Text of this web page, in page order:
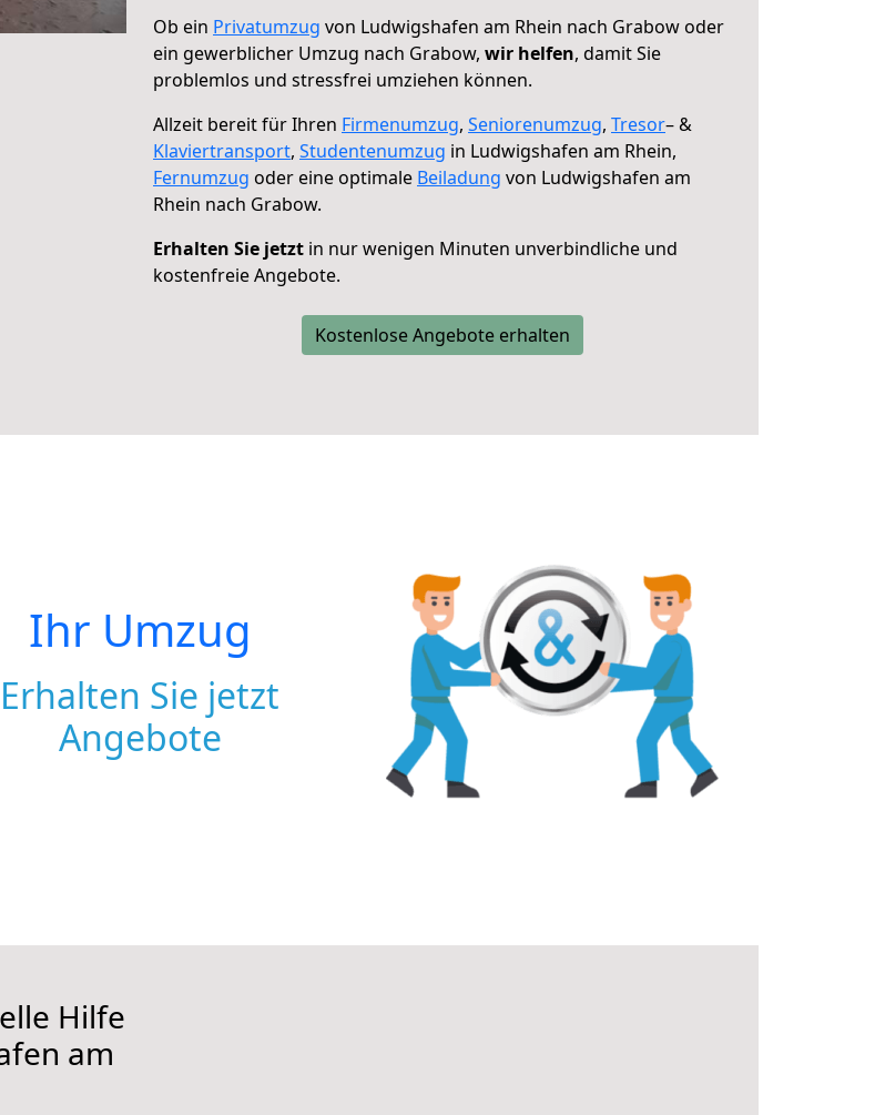
Ob ein Privatumzug von Ludwigshafen am Rhein nach Grabow oder
ein gewerblicher Umzug nach Grabow, wir helfen, damit Sie
problemlos und stressfrei umziehen können.
Allzeit bereit für Ihren Firmenumzug, Seniorenumzug, Tresor– &
Klaviertransport, Studentenumzug in Ludwigshafen am Rhein,
Fernumzug oder eine optimale Beiladung von Ludwigshafen am
Rhein nach Grabow.
Erhalten Sie jetzt in nur wenigen Minuten unverbindliche und
kostenfreie Angebote.
Kostenlose Angebote erhalten
Ihr Umzug
Erhalten Sie jetzt
Angebote
Hilfe
am